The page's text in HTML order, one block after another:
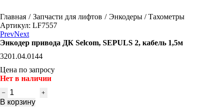
You are here:
Главная Запчасти для лифтов
Энкодеры / Тахометры
Артикул: LF7557
PrevNext
Энкодер привода ДК Selcom, SEPULS 2, кабель 1,5м
3201.04.0144
Цена по запросу
Нет в наличии
Количество
товара
В корзину